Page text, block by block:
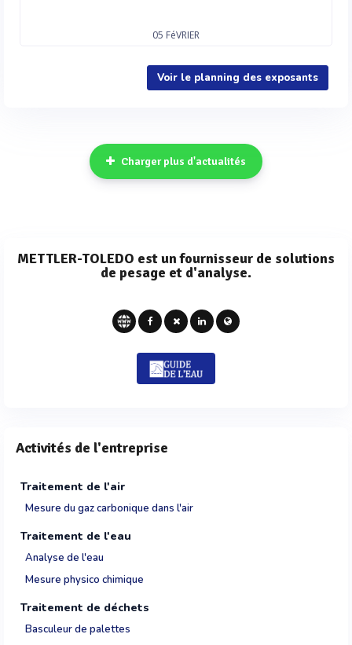
05 FéVRIER
Voir le planning des exposants
Charger plus d'actualités
METTLER-TOLEDO est un fournisseur de solutions
de pesage et d'analyse.
Activités de l'entreprise
Traitement de l'air
Mesure du gaz carbonique dans l'air
Traitement de l'eau
Analyse de l'eau
Mesure physico chimique
Traitement de déchets
Basculeur de palettes